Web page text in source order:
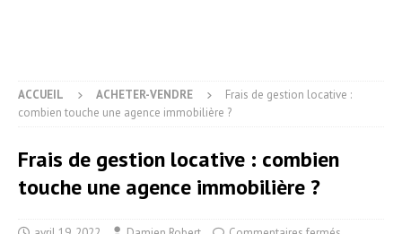
ACCUEIL ACHETER-VENDRE
Frais de gestion locative :
combien touche une agence immobilière ?
Frais de gestion locative : combien
touche une agence immobilière ?